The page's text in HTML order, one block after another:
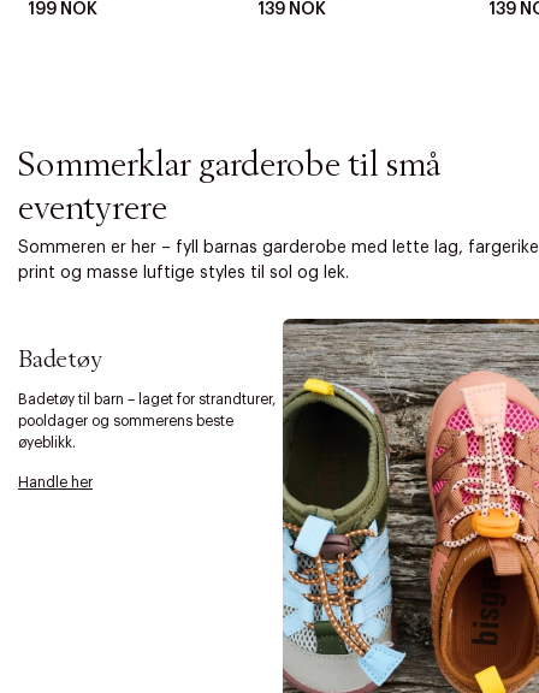
199 NOK 139 NOK 139
Sommerklar garderobe til små
eventyrere
Sommeren er her – fyll barnas garderobe med lette lag, fargerike
print og masse luftige styles til sol og lek.
Badetøy
Badetøy til barn – laget for strandturer,
pooldager og sommerens beste
øyeblikk.
Handle her